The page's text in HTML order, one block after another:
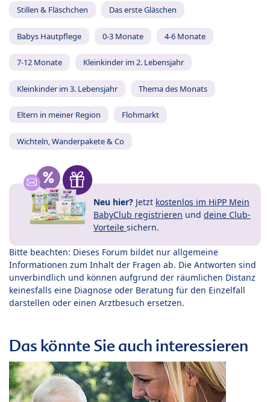
Stillen & Fläschchen Das erste Gläschen
Babys Hautpflege 0-3 Monate 4-6 Monate
7-12 Monate Kleinkinder im 2. Lebensjahr
Kleinkinder im 3. Lebensjahr Thema des Monats
Eltern in meiner Region Flohmarkt
Wichteln, Wanderpakete & Co
Neu hier? Jetzt kostenlos im HiPP Mein
BabyClub registrieren und deine Club-
Vorteile sichern.
Bitte beachten: Dieses Forum bildet nur allgemeine
Informationen zum Inhalt der Fragen ab. Die Antworten sind
unverbindlich und können aufgrund der räumlichen Distanz
keinesfalls eine Diagnose oder Beratung für den Einzelfall
darstellen oder einen Arztbesuch ersetzen.
Das könnte Sie auch interessieren